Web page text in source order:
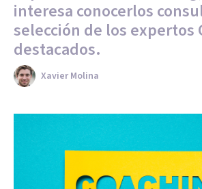
interesa conocerlos
selección de los expertos
destacados.
Xavier Molina